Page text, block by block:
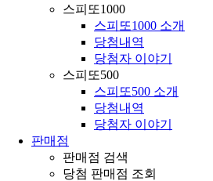
스피또1000
스피또1000 소개
당첨내역
당첨자 이야기
스피또500
스피또500 소개
당첨내역
당첨자 이야기
판매점
판매점 검색
당첨 판매점 조회